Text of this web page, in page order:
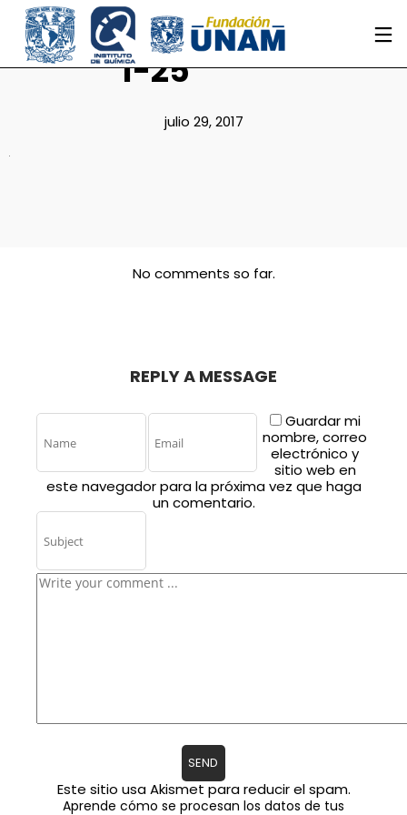
1-25
julio 29, 2017
No comments so far.
REPLY A MESSAGE
Guardar mi
nombre, correo
electrónico y
sitio web en
este navegador para la próxima vez que haga
un comentario.
Este sitio usa Akismet para reducir el spam.
Aprende cómo se procesan los datos de tus